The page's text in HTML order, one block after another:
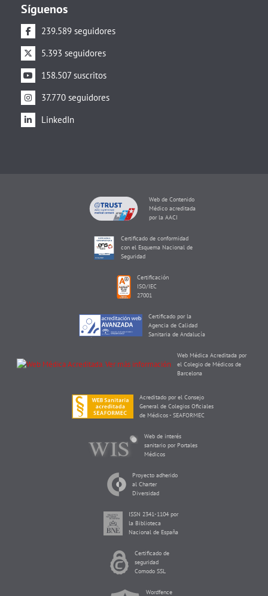
Síguenos
239.589 seguidores
5.393 seguidores
158.507 suscritos
37.770 seguidores
LinkedIn
Web de Contenido
Médico acreditada
por la AACI
Certificado de conformidad
con el Esquema Nacional de
Seguridad
Certificación
ISO/IEC
27001
Certificado por la
Agencia de Calidad
Sanitaria de Andalucía
Web Médica Acreditada por
el Colegio de Médicos de
Barcelona
Acreditado por el Consejo
General de Colegios Oficiales
de Médicos - SEAFORMEC
Web de interés
sanitario por Portales
Médicos
Proyecto adherido
al Charter
Diversidad
ISSN 2341-1104 por
la Biblioteca
Nacional de España
Certificado de
seguridad
Comodo SSL
Wordfence